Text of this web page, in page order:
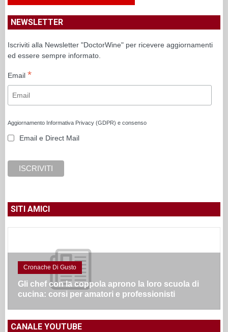
NEWSLETTER
Iscriviti alla Newsletter "DoctorWine" per ricevere aggiornamenti
ed essere sempre informato.
Email *
Aggiornamento Informativa Privacy (GDPR) e consenso
Email e Direct Mail
SITI AMICI
Cronache Di Gusto
Gli chef con la coppola aprono la loro scuola di
cucina: corsi per amatori e professionisti
CANALE YOUTUBE